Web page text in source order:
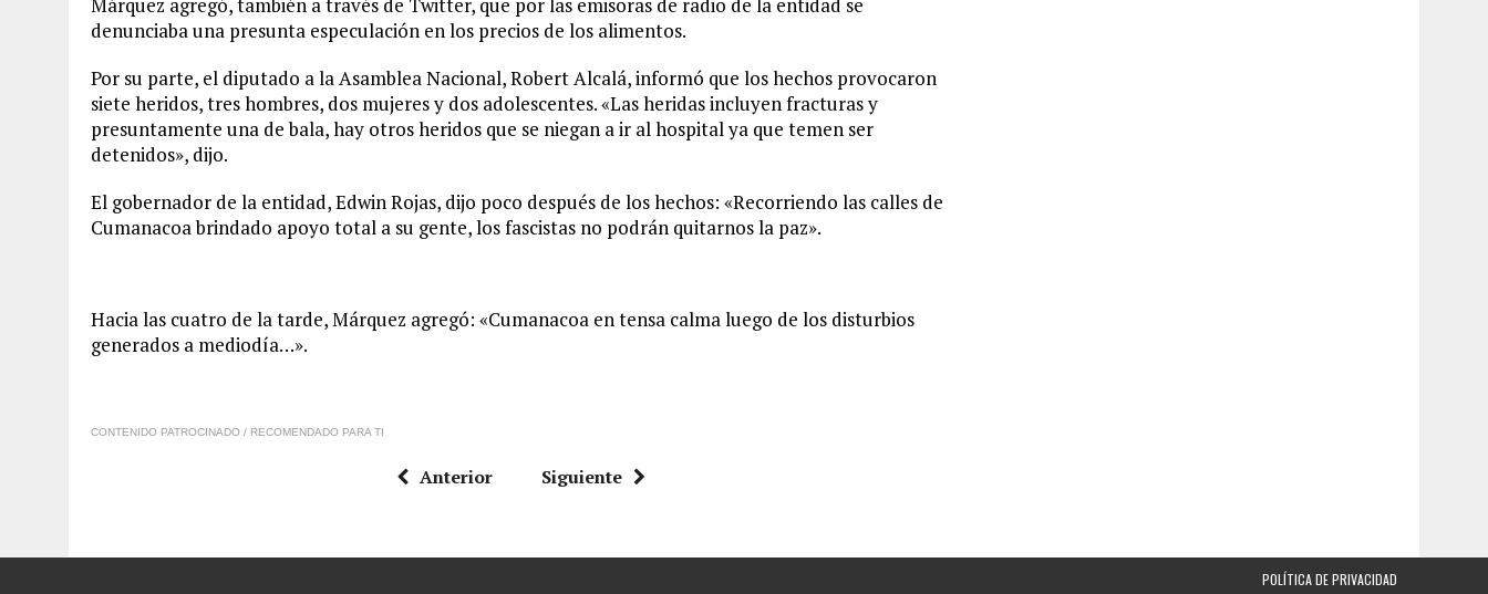
denunciaba una presunta especulación en los precios de los alimentos.
Por su parte, el diputado a la Asamblea Nacional, Robert Alcalá, informó que los hechos provocaron
siete heridos, tres hombres, dos mujeres y dos adolescentes. «Las heridas incluyen fracturas y
presuntamente una de bala, hay otros heridos que se niegan a ir al hospital ya que temen ser
detenidos», dijo.
El gobernador de la entidad, Edwin Rojas, dijo poco después de los hechos: «Recorriendo las calles de
Cumanacoa brindado apoyo total a su gente, los fascistas no podrán quitarnos la paz».
Hacia las cuatro de la tarde, Márquez agregó: «Cumanacoa en tensa calma luego de los disturbios
generados a mediodía…».
CONTENIDO PATROCINADO / RECOMENDADO PARA TI
Anterior Siguiente
POLÍTICA DE PRIVACIDAD